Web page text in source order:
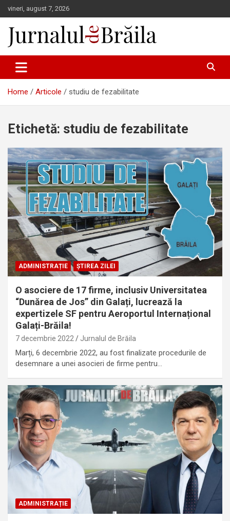
Skip
to
content
vineri, august 7, 2026
Jurnalul de Brăila
Home Articole studiu de fezabilitate
Etichetă: studiu de fezabilitate
ADMINISTRAȚIE ȘTIREA ZILEI
O asociere de 17 firme, inclusiv Universitatea
“Dunărea de Jos” din Galați, lucrează la
expertizele SF pentru Aeroportul Internațional
Galați-Brăila!
7 decembrie 2022 Jurnalul de Brăila
Marți, 6 decembrie 2022, au fost finalizate procedurile de
desemnare a unei asocieri de firme pentru…
ADMINISTRAȚIE